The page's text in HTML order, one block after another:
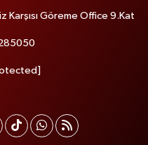
Karşısı Göreme Office 9.Kat